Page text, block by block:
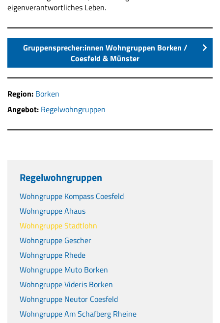
eigenverantwortliches Leben.
Gruppensprecher:innen Wohngruppen Borken /
Coesfeld & Münster
Region: Borken
Angebot: Regelwohngruppen
Regelwohngruppen
Wohngruppe Kompass Coesfeld
Wohngruppe Ahaus
Wohngruppe Stadtlohn
Wohngruppe Gescher
Wohngruppe Rhede
Wohngruppe Muto Borken
Wohngruppe Videris Borken
Wohngruppe Neutor Coesfeld
Wohngruppe Am Schafberg Rheine